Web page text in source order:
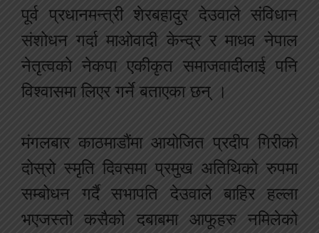
पूर्व प्रधानमन्त्री शेरबहादुर देउवाले संविधान
संशोधन गर्दा माओवादी केन्द्र र माधव नेपाल
नेतृत्वको नेकपा एकीकृत समाजवादीलाई पनि
विश्वासमा लिएर गर्ने बताएका छन् ।
मंगलबार काठमाडौंमा आयोजित प्रदीप गिरीको
दोस्रो स्मृति दिवसमा प्रमुख अतिथिको रुपमा
सम्बोधन गर्दै सभापति देउवाले बाहिर हल्ला
भएजस्तो कसैको दबाबमा आफूहरु नमिलेको